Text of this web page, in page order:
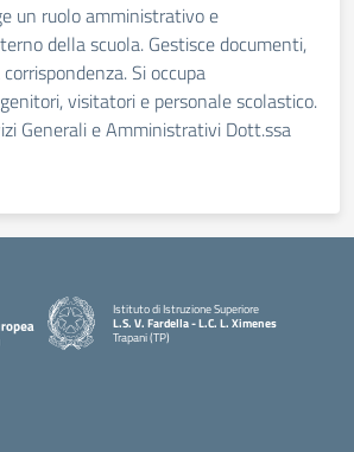
un ruolo amministrativo e
della scuola. Gestisce documenti,
Si occupa
visitatori e personale scolastico.
Generali e Amministrativi Dott.ssa
Istituto di Istruzione Superiore
L.S. V. Fardella - L.C. L. Ximenes
Trapani (TP)